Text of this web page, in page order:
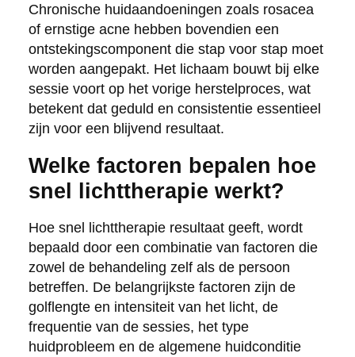
Chronische huidaandoeningen zoals rosacea
of ernstige acne hebben bovendien een
ontstekingscomponent die stap voor stap moet
worden aangepakt. Het lichaam bouwt bij elke
sessie voort op het vorige herstelproces, wat
betekent dat geduld en consistentie essentieel
zijn voor een blijvend resultaat.
Welke factoren bepalen hoe
snel lichttherapie werkt?
Hoe snel lichttherapie resultaat geeft, wordt
bepaald door een combinatie van factoren die
zowel de behandeling zelf als de persoon
betreffen. De belangrijkste factoren zijn de
golflengte en intensiteit van het licht, de
frequentie van de sessies, het type
huidprobleem en de algemene huidconditie